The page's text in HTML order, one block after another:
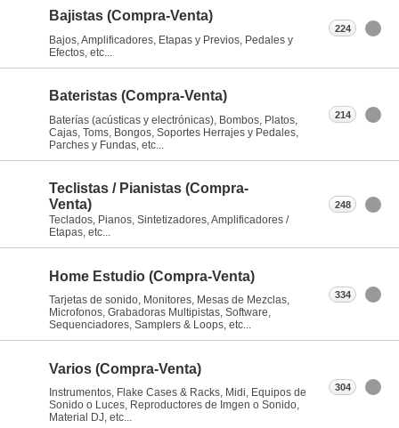
Bajistas (Compra-Venta)
Bajos, Amplificadores, Etapas y Previos, Pedales y
Efectos, etc...
224
Bateristas (Compra-Venta)
Baterías (acústicas y electrónicas), Bombos, Platos,
Cajas, Toms, Bongos, Soportes Herrajes y Pedales,
Parches y Fundas, etc...
214
Teclistas / Pianistas (Compra-
Venta)
Teclados, Pianos, Sintetizadores, Amplificadores /
Etapas, etc...
248
Home Estudio (Compra-Venta)
Tarjetas de sonido, Monitores, Mesas de Mezclas,
Microfonos, Grabadoras Multipistas, Software,
Sequenciadores, Samplers & Loops, etc...
334
Varios (Compra-Venta)
Instrumentos, Flake Cases & Racks, Midi, Equipos de
Sonido o Luces, Reproductores de Imgen o Sonido,
Material DJ, etc...
304